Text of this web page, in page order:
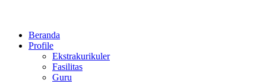
Beranda
Profile
Ekstrakurikuler
Fasilitas
Guru